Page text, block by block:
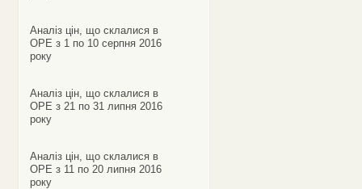
Аналіз цін, що склалися в
ОРЕ з 1 по 10 серпня 2016
року
Аналіз цін, що склалися в
ОРЕ з 21 по 31 липня 2016
року
Аналіз цін, що склалися в
ОРЕ з 11 по 20 липня 2016
року